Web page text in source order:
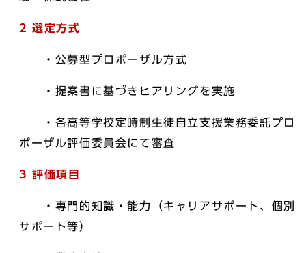
2 選定方式
・公募型プロポーザル方式
・提案書に基づきヒアリングを実施
・各高等学校定時制生徒自立支援業務委託プロ
ポーザル評価委員会にて審査
3 評価項目
・専門的知識・能力（キャリアサポート、個別
サポート等）